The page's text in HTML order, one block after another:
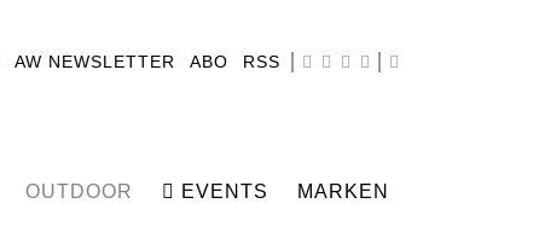
AW NEWSLETTER ABO RSS
OUTDOOR EVENTS MARKEN